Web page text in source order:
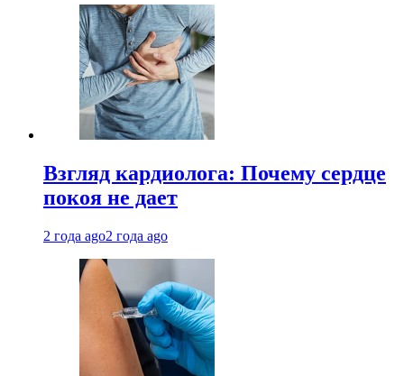
Взгляд кардиолога: Почему сердце
покоя не дает
2 года ago2 года ago